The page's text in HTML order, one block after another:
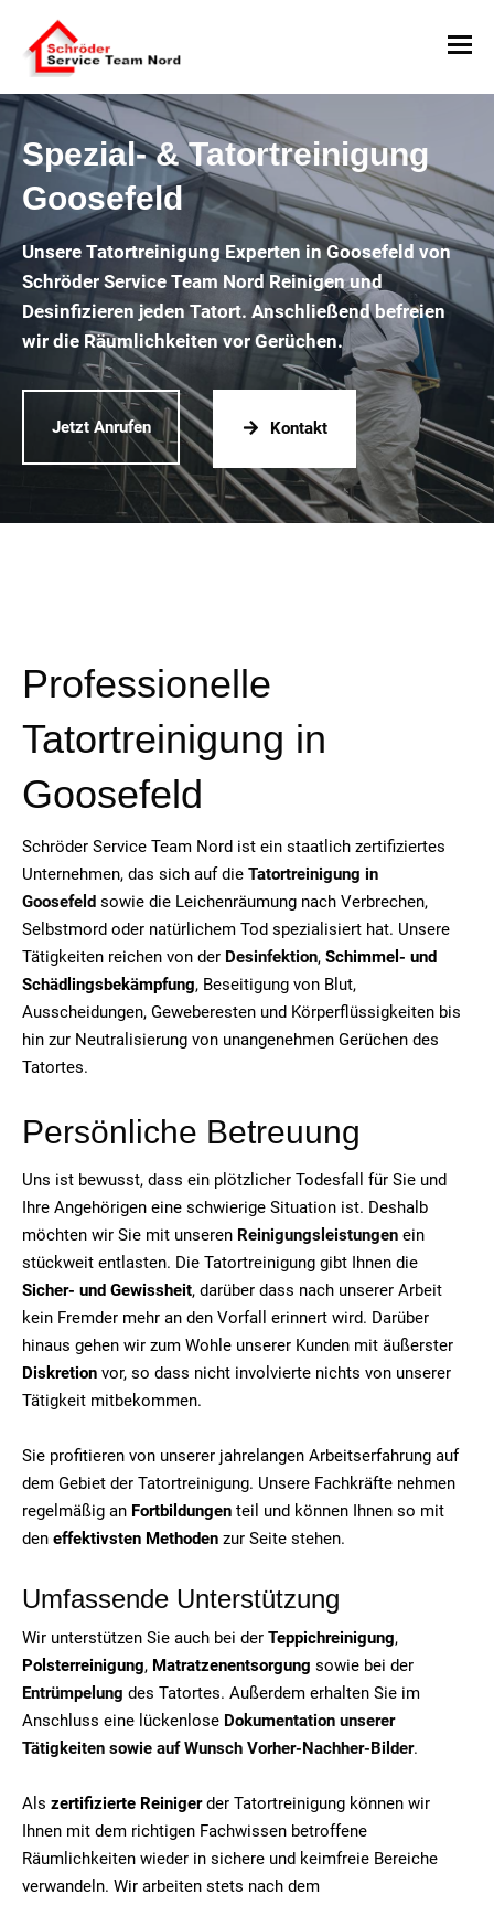
Spezial- & Tatortreinigung
Goosefeld
Unsere Tatortreinigung Experten in Goosefeld von
Schröder Service Team Nord Reinigen und
Desinfizieren jeden Tatort. Anschließend befreien
wir die Räumlichkeiten vor Gerüchen.
Jetzt Anrufen Kontakt
Professionelle
Tatortreinigung in
Goosefeld
Schröder Service Team Nord ist ein staatlich zertifiziertes
Unternehmen, das sich auf die Tatortreinigung in
Goosefeld sowie die Leichenräumung nach Verbrechen,
Selbstmord oder natürlichem Tod spezialisiert hat. Unsere
Tätigkeiten reichen von der Desinfektion, Schimmel- und
Schädlingsbekämpfung, Beseitigung von Blut,
Ausscheidungen, Geweberesten und Körperflüssigkeiten bis
hin zur Neutralisierung von unangenehmen Gerüchen des
Tatortes.
Persönliche Betreuung
Uns ist bewusst, dass ein plötzlicher Todesfall für Sie und
Ihre Angehörigen eine schwierige Situation ist. Deshalb
möchten wir Sie mit unseren Reinigungsleistungen ein
stückweit entlasten. Die Tatortreinigung gibt Ihnen die
Sicher- und Gewissheit, darüber dass nach unserer Arbeit
kein Fremder mehr an den Vorfall erinnert wird. Darüber
hinaus gehen wir zum Wohle unserer Kunden mit äußerster
Diskretion vor, so dass nicht involvierte nichts von unserer
Tätigkeit mitbekommen.
Sie profitieren von unserer jahrelangen Arbeitserfahrung auf
dem Gebiet der Tatortreinigung. Unsere Fachkräfte nehmen
regelmäßig an Fortbildungen teil und können Ihnen so mit
den effektivsten Methoden zur Seite stehen.
Umfassende Unterstützung
Wir unterstützen Sie auch bei der Teppichreinigung,
Polsterreinigung, Matratzenentsorgung sowie bei der
Entrümpelung des Tatortes. Außerdem erhalten Sie im
Anschluss eine lückenlose Dokumentation unserer
Tätigkeiten sowie auf Wunsch Vorher-Nachher-Bilder.
Als zertifizierte Reinigerder Tatortreinigung können wir
Ihnen mit dem richtigen Fachwissen betroffene
Räumlichkeiten wieder in sichere und keimfreie Bereiche
verwandeln. Wir arbeiten stets nach dem